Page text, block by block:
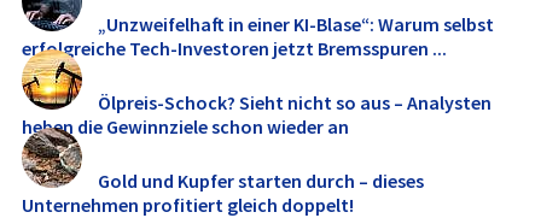
„Unzweifelhaft in einer KI-Blase“: Warum selbst
erfolgreiche Tech-Investoren jetzt Bremsspuren ...
Ölpreis-Schock? Sieht nicht so aus – Analysten
heben die Gewinnziele schon wieder an
Gold und Kupfer starten durch – dieses
Unternehmen profitiert gleich doppelt!